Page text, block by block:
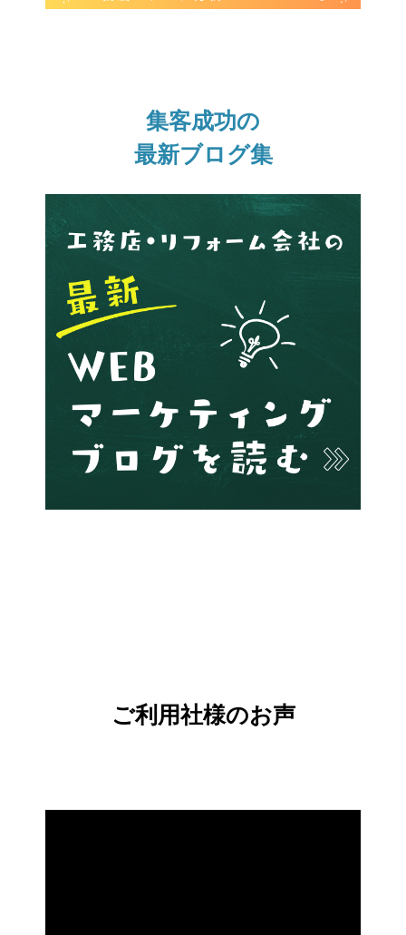
集客成功の
最新ブログ集
ご利用社様のお声